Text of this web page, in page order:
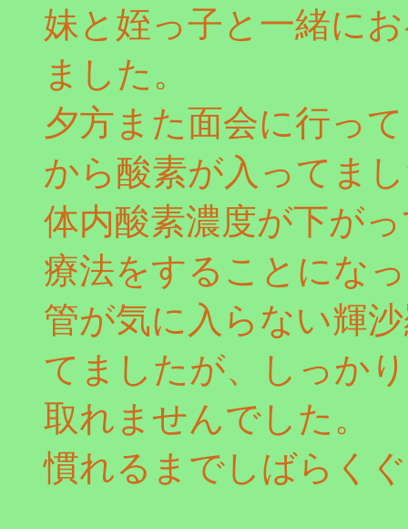
妹と姪っ子と一緒に
ました。
夕方また面会に行っ
から酸素が入ってま
体内酸素濃度が下が
療法をすることにな
管が気に入らない輝
てましたが、しっか
取れませんでした。
慣れるまでしばらく